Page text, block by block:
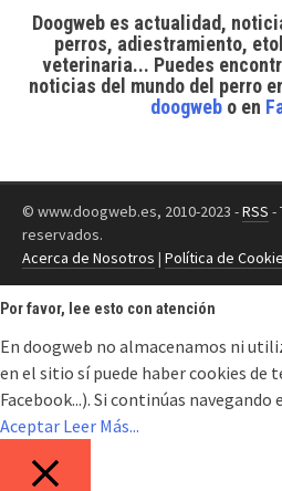
Doogweb es actualidad,
perros, adiestramiento,
veterinaria... Puedes
noticias del mundo del perro
doogweb o en
© www.doogweb.es, 2010-2023 -RSS -
reservados.
Acerca de Nosotros | Política de
Por favor, lee esto con atención
En doogweb no almacenamos ni
en el sitio sí puede haber cookies de
Facebook...). Si continúas
Aceptar Leer Más...